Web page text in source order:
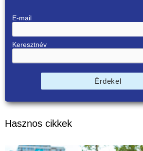
E-mail
Keresztnév
Érdekel
Hasznos cikkek